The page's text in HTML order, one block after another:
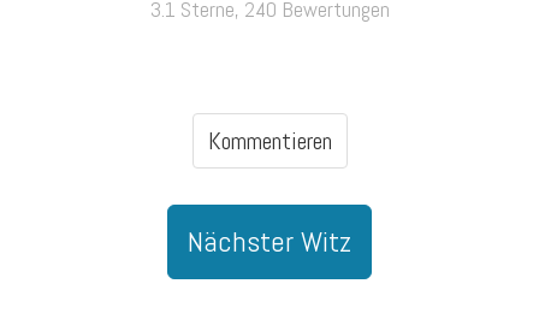
3.1 Sterne, 240 Bewertungen
Kommentieren
Nächster Witz